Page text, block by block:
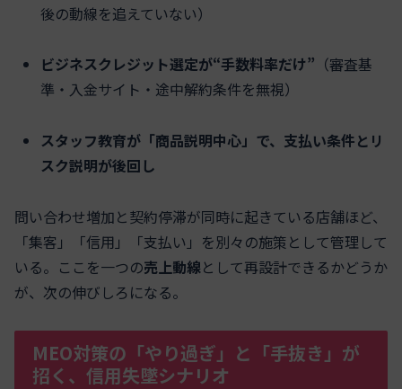
後の動線を追えていない）
ビジネスクレジット選定が“手数料率だけ” （審査基
準・入金サイト・途中解約条件を無視）
スタッフ教育が「商品説明中心」で、支払い条件とリ
スク説明が後回し
問い合わせ増加と契約停滞が同時に起きている店舗ほど、
「集客」「信用」「支払い」を別々の施策として管理して
いる。ここを一つの売上動線として再設計できるかどうか
が、次の伸びしろになる。
MEO対策の「やり過ぎ」と「手抜き」が
招く、信用失墜シナリオ